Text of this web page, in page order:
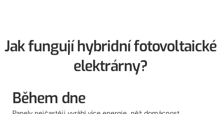
Jak fungují hybridní fotovoltaické
elektrárny?
Během dne